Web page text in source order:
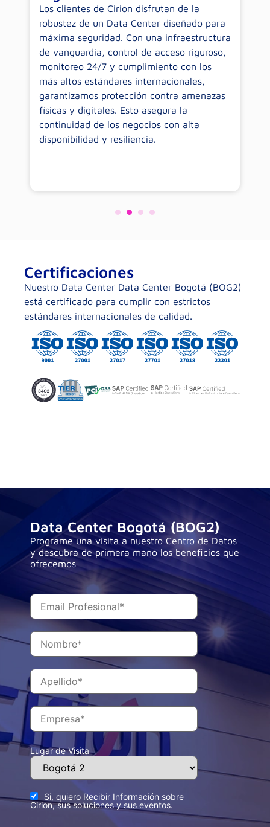
Los clientes de Cirion disfrutan de la
robustez de un Data Center diseñado para
máxima seguridad. Con una infraestructura
de vanguardia, control de acceso riguroso,
monitoreo 24/7 y cumplimiento con los
más altos estándares internacionales,
garantizamos protección contra amenazas
físicas y digitales. Esto asegura la
continuidad de los negocios con alta
disponibilidad y resiliencia.
Certificaciones
Nuestro Data Center Data Center Bogotá (BOG2)
está certificado para cumplir con estrictos
estándares internacionales de calidad.
Data Center Bogotá (BOG2)
Programe una visita a nuestro Centro de Datos
y descubra de primera mano los beneficios que
ofrecemos
Lugar de Visita
Si, quiero Recibir Información sobre
Cirion, sus soluciones y sus eventos.